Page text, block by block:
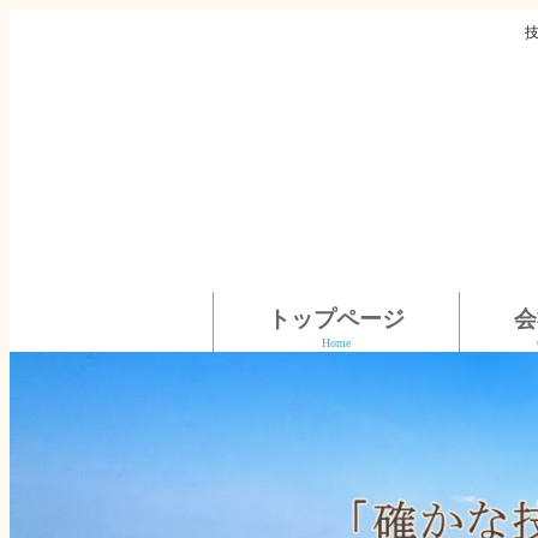
トップページ
Home